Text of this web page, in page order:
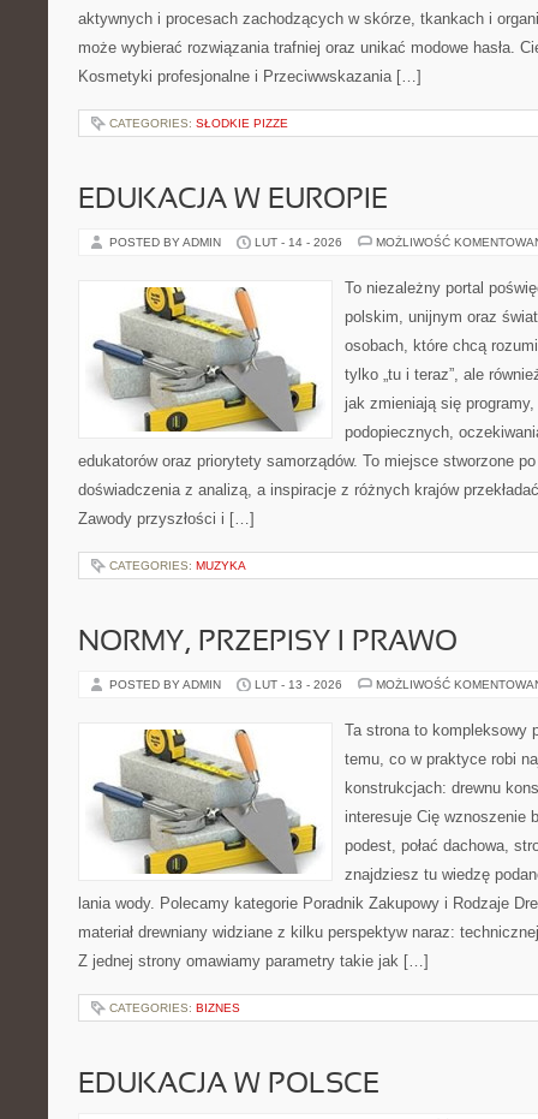
aktywnych i procesach zachodzących w skórze, tkankach i
może wybierać rozwiązania trafniej oraz unikać modowe hasła.
Kosmetyki profesjonalne i Przeciwwskazania […]
CATEGORIES: SŁODKIE PIZZE
EDUKACJA W EUROPIE
POSTED BY ADMIN LUT - 14 - 2026 MOŻLIWOŚĆ
To niezależny portal
polskim, unijnym oraz
osobach, które chcą
tylko „tu i teraz”, ale
jak zmieniają się
podopiecznych,
edukatorów oraz priorytety samorządów. To miejsce stworzone
doświadczenia z analizą, a inspiracje z różnych krajów
Zawody przyszłości i […]
CATEGORIES: MUZYKA
NORMY, PRZEPISY I PRAWO
POSTED BY ADMIN LUT - 13 - 2026 MOŻLIWOŚĆ
Ta strona to kompleksowy
temu, co w praktyce robi
konstrukcjach: drewnu
interesuje Cię wznoszenie
podest, połać dachowa,
znajdziesz tu wiedzę
lania wody. Polecamy kategorie Poradnik Zakupowy i Rodzaje
materiał drewniany widziane z kilku perspektyw naraz:
Z jednej strony omawiamy parametry takie jak […]
CATEGORIES: BIZNES
EDUKACJA W POLSCE